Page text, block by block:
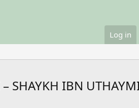
Log in
SHAYKH IBN